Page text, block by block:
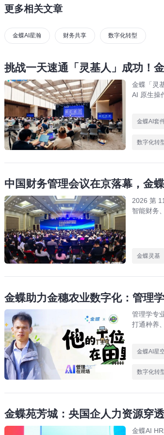
更多相关文章
金蝶AI星瀚 财务共享 数字化转型
挑战一天速通「灵基人」成功！
金蝶「灵
AI 原生操
金蝶AI套
数字化转
中国财务管理会议在京落幕，金
2026 第
智能财务
金蝶灵基
金蝶助力金穗农业数字化：管理
管理学专
打通种养
金蝶AI星
数字化转
金蝶苑芳城：央国企人力资源穿
金蝶AI